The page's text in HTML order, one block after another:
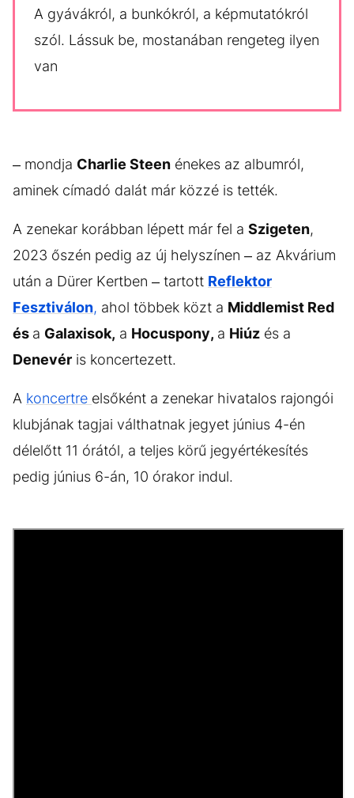
A gyávákról, a bunkókról, a képmutatókról
szól. Lássuk be, mostanában rengeteg ilyen
van
– mondja Charlie Steen énekes az albumról,
aminek címadó dalát már közzé is tették.
A zenekar korábban lépett már fel a Szigeten,
2023 őszén pedig az új helyszínen – az Akvárium
után a Dürer Kertben – tartott Reflektor
Fesztiválon, ahol többek közt a Middlemist Red
és a Galaxisok, a Hocuspony, a Hiúz és a
Denevér is koncertezett.
A koncertre elsőként a zenekar hivatalos rajongói
klubjának tagjai válthatnak jegyet június 4-én
délelőtt 11 órától, a teljes körű jegyértékesítés
pedig június 6-án, 10 órakor indul.